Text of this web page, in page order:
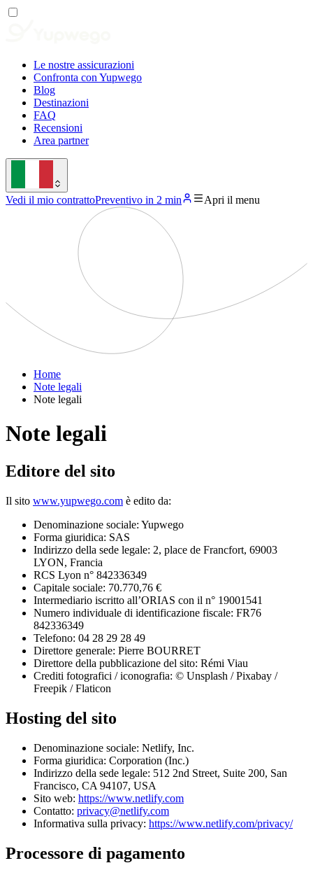
Le nostre assicurazioni
Confronta con Yupwego
Blog
Destinazioni
FAQ
Recensioni
Area partner
Vedi il mio contrattoPreventivo in 2 min Apri il menu
Home
Note legali
Note legali
Note legali
Editore del sito
Il sito www.yupwego.com è edito da:
Denominazione sociale: Yupwego
Forma giuridica: SAS
Indirizzo della sede legale: 2, place de Francfort, 69003
LYON, Francia
RCS Lyon n° 842336349
Capitale sociale: 70.770,76 €
Intermediario iscritto all’ORIAS con il n° 19001541
Numero individuale di identificazione fiscale: FR76
842336349
Telefono: 04 28 29 28 49
Direttore generale: Pierre BOURRET
Direttore della pubblicazione del sito: Rémi Viau
Crediti fotografici / iconografia: © Unsplash / Pixabay /
Freepik / Flaticon
Hosting del sito
Denominazione sociale: Netlify, Inc.
Forma giuridica: Corporation (Inc.)
Indirizzo della sede legale: 512 2nd Street, Suite 200, San
Francisco, CA 94107, USA
Sito web: https://www.netlify.com
Contatto: privacy@netlify.com
Informativa sulla privacy: https://www.netlify.com/privacy/
Processore di pagamento